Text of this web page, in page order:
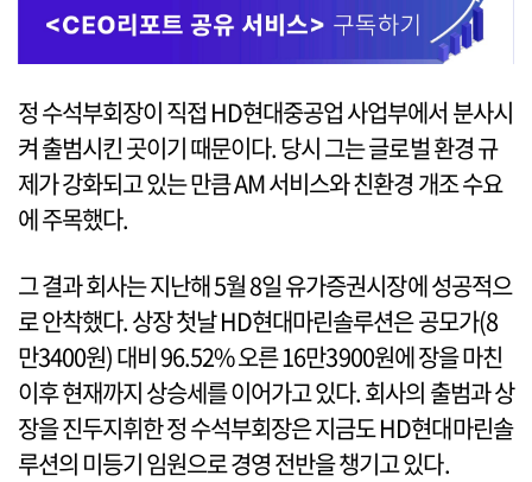
정 수석부회장이 직접 HD현대중공업 사업부에서 분사시
켜 출범시킨 곳이기 때문이다. 당시 그는 글로벌 환경 규
제가 강화되고 있는 만큼 AM 서비스와 친환경 개조 수요
에 주목했다.
그 결과 회사는 지난해 5월 8일 유가증권시장에 성공적으
로 안착했다. 상장 첫날 HD현대마린솔루션은 공모가(8
만3400원) 대비 96.52% 오른 16만3900원에 장을 마친
이후 현재까지 상승세를 이어가고 있다. 회사의 출범과 상
장을 진두지휘한 정 수석부회장은 지금도 HD현대마린솔
루션의 미등기 임원으로 경영 전반을 챙기고 있다.